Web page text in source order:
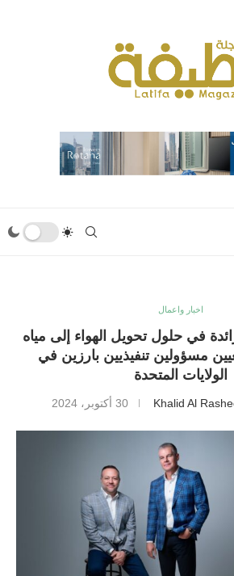
اخبار واعمال
في حلول تحويل الهواء إلى مياه
مسؤولين تنفيذيين بارزين في
الولايات المتحدة
Khalid Al 30 أكتوبر، 2024